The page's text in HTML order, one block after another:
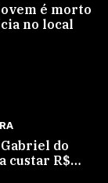
é morto
no local
Gabriel do
custar R$